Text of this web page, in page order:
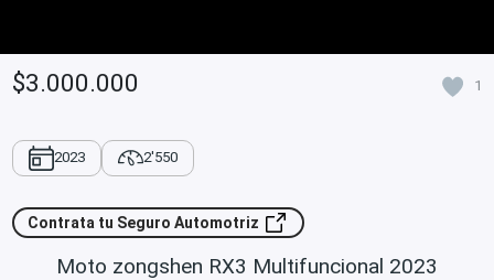
$3.000.000 1
2023 2'550
Contrata tu Seguro Automotriz
Moto zongshen RX3 Multifuncional 2023